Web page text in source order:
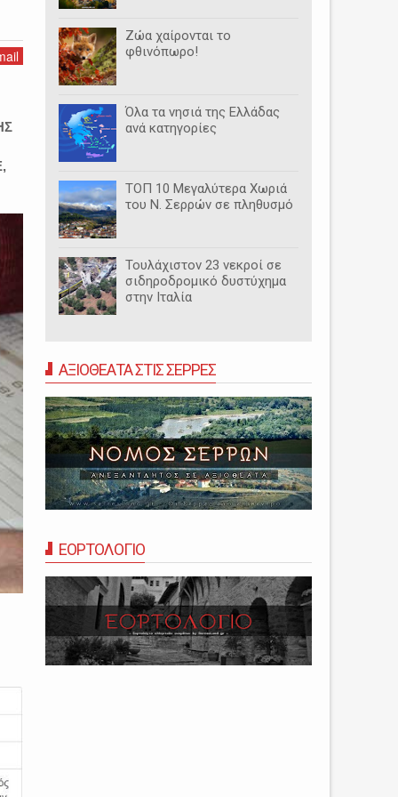
Ζώα χαίρονται το
φθινόπωρο!
Όλα τα νησιά της Ελλάδας
ανά κατηγορίες
ΤΟΠ 10 Μεγαλύτερα Χωριά
του Ν. Σερρών σε πληθυσμό
Τουλάχιστον 23 νεκροί σε
σιδηροδρομικό δυστύχημα
στην Ιταλία
ΑΞΙΟΘΕΑΤΑ ΣΤΙΣ ΣΕΡΡΕΣ
ΕΟΡΤΟΛΟΓΙΟ